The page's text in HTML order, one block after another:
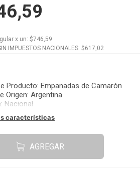
x un: $746,59
IMPUESTOS NACIONALES: $617,02
Producto: Empanadas de Camarón
Origen:Argentina
: Nacional
características
AGREGAR